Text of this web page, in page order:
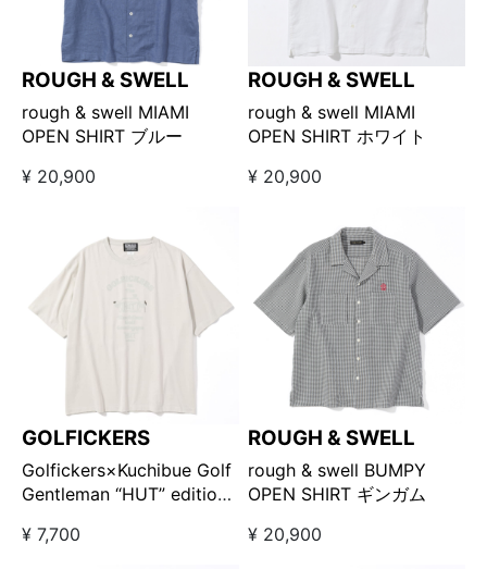
ROUGH & SWELL
rough & swell MIAMI
OPEN SHIRT ブルー
¥ 20,900
ROUGH & SWELL
rough & swell MIAMI
OPEN SHIRT ホワイト
¥ 20,900
GOLFICKERS
Golfickers×Kuchibue Golf
Gentleman “HUT” edition
【GO/LOOK!限定販売】
¥ 7,700
ROUGH & SWELL
rough & swell BUMPY
OPEN SHIRT ギンガム
¥ 20,900